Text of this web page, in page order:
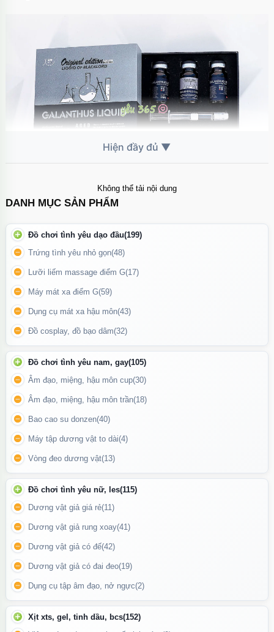
Dung dịch siêu mịn, thẩm thấu nhanh, tăng độ nhạy cảm vượt
trội cho cả nam và nữ.
cháy bỏng và đê mê.
TÍNH NĂNG NỔI BẬT CỦA GALANTHUS LIQUID
Kích thích mạnh mẽ – Cảm giác bùng nổ ngay tức thì:
GALANTHUS LIQUID được thiết kế để tăng cường lưu thông
máu đến các vùng nhạy cảm, giúp cảm giác trở nên rõ ràng và
mãnh liệt hơn chỉ trong vài phút sau khi sử dụng.
Chất lỏng siêu mịn – Dễ thẩm thấu và không gây dính:
Kết cấu lỏng nhẹ, mịn màng giúp dung dịch dễ dàng thấm sâu
Không thể tải nội dung
DANH MỤC SẢN PHẨM
Đồ chơi tình yêu dạo đầu(199)
Trứng tình yêu nhỏ gọn(48)
Lưỡi liếm massage điểm G(17)
Máy mát xa điểm G(59)
Dụng cụ mát xa hậu môn(43)
Đồ cosplay, đồ bạo dâm(32)
Đồ chơi tình yêu nam, gay(105)
Âm đạo, miệng, hậu môn cup(30)
Âm đạo, miệng, hậu môn trần(18)
Bao cao su donzen(40)
Máy tập dương vật to dài(4)
Vòng đeo dương vật(13)
Đồ chơi tình yêu nữ, les(115)
Dương vật giả giá rẻ(11)
Dương vật giả rung xoay(41)
Dương vật giả có đế(42)
Dương vật giả có đai đeo(19)
Dụng cụ tập âm đạo, nở ngực(2)
Xịt xts, gel, tinh dầu, bcs(152)